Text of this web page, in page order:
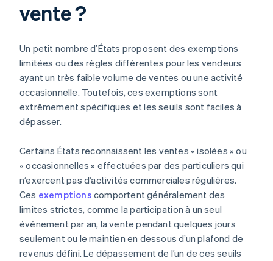
vente ?
Un petit nombre d’États proposent des exemptions
limitées ou des règles différentes pour les vendeurs
ayant un très faible volume de ventes ou une activité
occasionnelle. Toutefois, ces exemptions sont
extrêmement spécifiques et les seuils sont faciles à
dépasser.
Certains États reconnaissent les ventes « isolées » ou
« occasionnelles » effectuées par des particuliers qui
n’exercent pas d’activités commerciales régulières.
Ces exemptions comportent généralement des
limites strictes, comme la participation à un seul
événement par an, la vente pendant quelques jours
seulement ou le maintien en dessous d’un plafond de
revenus défini. Le dépassement de l’un de ces seuils